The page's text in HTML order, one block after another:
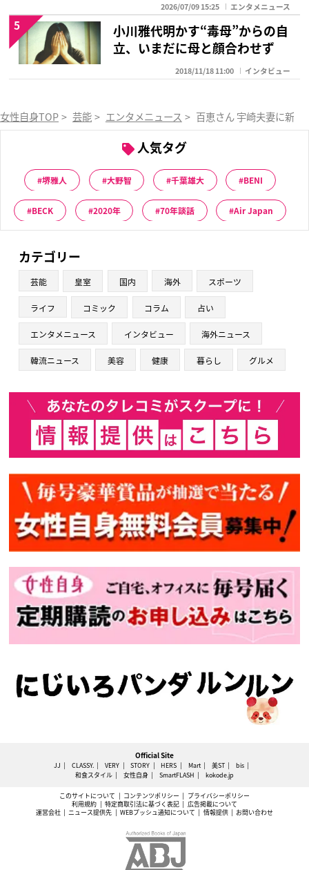
2026/07/09 15:25 エンタメニュース
小川雅代明かす“毒母”からの自
立、いまだに母と顔合わせず
2018/11/18 11:00 インタビュー
5
女性自身TOP > 芸能 > エンタメニュース > 百恵さん 宇崎夫妻に新
人気タグ
堺雅人 大野智 千葉雄大 BENI
BECK 2020年 70年談話 Air Japan
カテゴリー
芸能 皇室 国内 海外 スポーツ
ライフ コミック コラム 占い
エンタメニュース インタビュー 海外ニュース
韓流ニュース 美容 健康 暮らし グルメ
Official Site
JJ CLASSY. VERY STORY HERS Mart 美ST
bis
和食スタイル
女性自身 SmartFLASH kokode.jp
このサイトについて コンテンツポリシー
プライバシーポリシー
利用規約
特定商取引法に基づく表記
広告掲載について
運営会社
ニュース提供先 WEBプッシュ通知について 情報提供 お問い合わせ